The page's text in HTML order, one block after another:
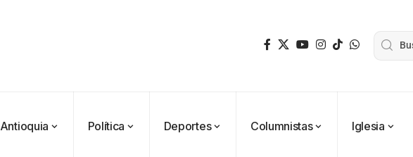
Antioquia Política Deportes Columnistas Iglesia